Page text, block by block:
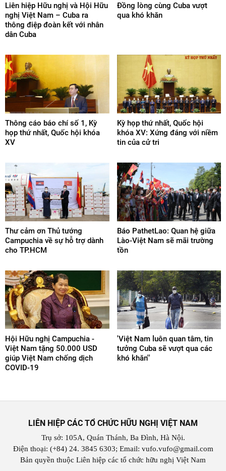
Liên hiệp Hữu nghị và Hội Hữu
nghị Việt Nam – Cuba ra
thông điệp đoàn kết với nhân
dân Cuba
Đồng lòng cùng Cuba vượt
qua khó khăn
Thông cáo báo chí số 1, Kỳ
họp thứ nhất, Quốc hội khóa
XV
Kỳ họp thứ nhất, Quốc hội
khóa XV: Xứng đáng với niềm
tin của cử tri
Thư cảm ơn Thủ tướng
Campuchia về sự hỗ trợ dành
cho TP.HCM
Báo PathetLao: Quan hệ giữa
Lào-Việt Nam sẽ mãi trường
tồn
Hội Hữu nghị Campuchia -
Việt Nam tặng 50.000 USD
giúp Việt Nam chống dịch
COVID-19
'Việt Nam luôn quan tâm, tin
tưởng Cuba sẽ vượt qua các
khó khăn''
LIÊN HIỆP CÁC TỔ CHỨC HỮU NGHỊ VIỆT NAM
Trụ sở: 105A, Quán Thánh, Ba Đình, Hà Nội.
Điện thoại: (+84) 24. 3845 6303; Email: vufo.vufo@gmail.com
Bản quyền thuộc Liên hiệp các tổ chức hữu nghị Việt Nam